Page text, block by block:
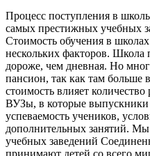
Процесс поступления в
самых престижных учебных
Стоимость обучения в
нескольких факторов. Школа
дороже, чем дневная. Но
пансион, так как там больше
стоимость влияет
ВУЗы, в которые выпускники
успеваемость учеников,
дополнительных занятий.
учебных заведений
принимают детей со всего